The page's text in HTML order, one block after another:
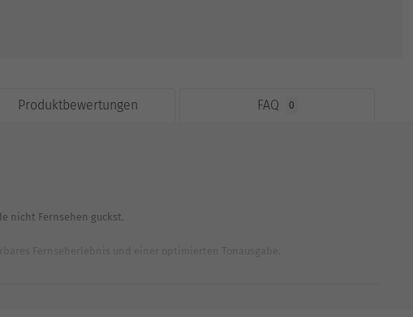
Produktbewertungen FAQ 0
nicht Fernsehen guckst.